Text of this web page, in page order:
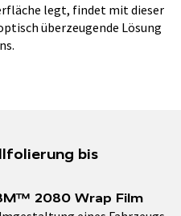
legt, findet mit dieser
überzeugende Lösung
bis
2080 Wrap Film